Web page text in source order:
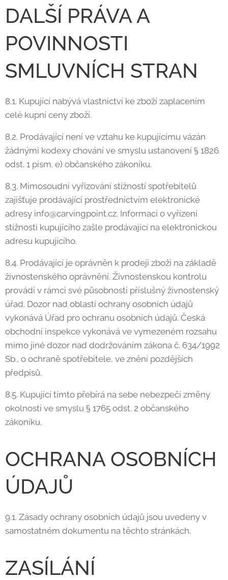
DALŠÍ PRÁVA A
POVINNOSTI
SMLUVNÍCH STRAN
8.1. Kupující nabývá vlastnictví ke zboží zaplacením
celé kupní ceny zboží.
8.2. Prodávající není ve vztahu ke kupujícímu vázán
žádnými kodexy chování ve smyslu ustanovení § 1826
odst. 1 písm. e) občanského zákoníku.
8.3. Mimosoudní vyřizování stížností spotřebitelů
zajišťuje prodávající prostřednictvím elektronické
adresy info@carvingpoint.cz. Informaci o vyřízení
stížnosti kupujícího zašle prodávající na elektronickou
adresu kupujícího.
8.4. Prodávající je oprávněn k prodeji zboží na základě
živnostenského oprávnění. Živnostenskou kontrolu
provádí v rámci své působnosti příslušný živnostenský
úřad. Dozor nad oblastí ochrany osobních údajů
vykonává Úřad pro ochranu osobních údajů. Česká
obchodní inspekce vykonává ve vymezeném rozsahu
mimo jiné dozor nad dodržováním zákona č. 634/1992
Sb., o ochraně spotřebitele, ve znění pozdějších
předpisů.
8.5. Kupující tímto přebírá na sebe nebezpečí změny
okolností ve smyslu § 1765 odst. 2 občanského
zákoníku.
OCHRANA OSOBNÍCH
ÚDAJŮ
9.1. Zásady ochrany osobních údajů jsou uvedeny v
samostatném dokumentu na těchto stránkách.
ZASÍLÁNÍ